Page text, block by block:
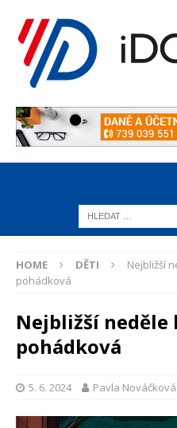
HOME DĚTI
Nejbližší
pohádková
Nejbližší neděle
pohádková
5. 6. 2024 Pavla Nováčková